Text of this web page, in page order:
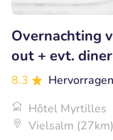
Overnachting
out + evt.
8.3
Hôtel Myrtilles
Vielsalm (27km)